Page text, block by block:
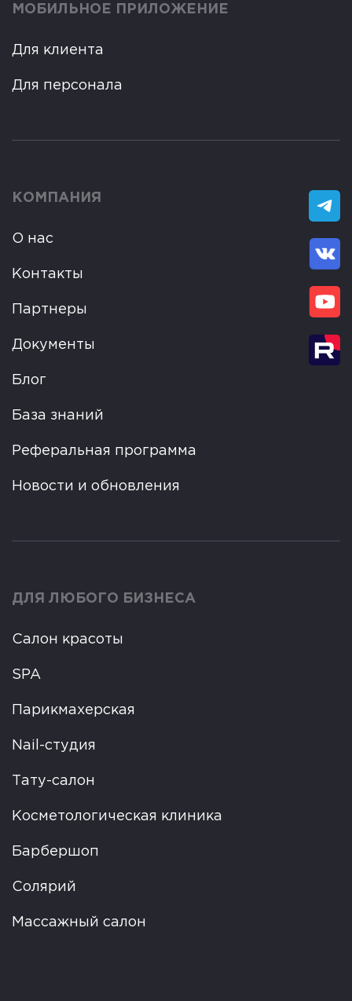
МОБИЛЬНОЕ ПРИЛОЖЕНИЕ
Для клиента
Для персонала
КОМПАНИЯ
О нас
Контакты
Партнеры
Документы
Блог
База знаний
Реферальная программа
Новости и обновления
ДЛЯ ЛЮБОГО БИЗНЕСА
Салон красоты
SPA
Парикмахерская
Nail-студия
Тату-салон
Косметологическая клиника
Барбершоп
Солярий
Массажный салон